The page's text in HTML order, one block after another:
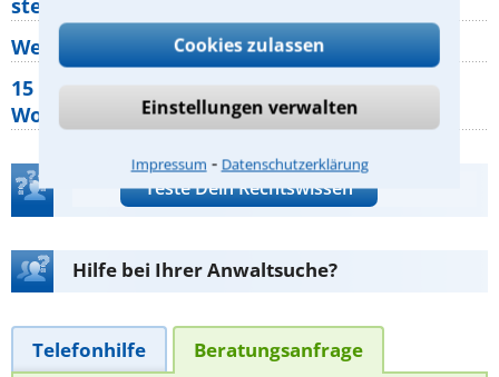
Cookies zulassen
Einstellungen verwalten
Impressum ⁃ Datenschutzerklärung
stehen mir zu?
Wer muss Zweitwohnungssteuer zahlen?
15 elementare Rechte, die jeder
Wohnungseigentümer kennen sollte
Teste Dein Rechtswissen
Hilfe bei Ihrer Anwaltsuche?
Telefonhilfe Beratungsanfrage